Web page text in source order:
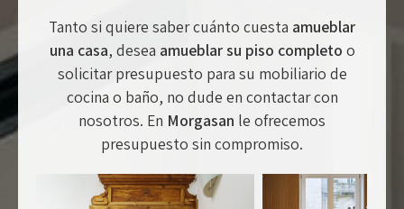
Tanto si quiere saber cuánto cuesta amueblar
una casa, desea amueblar su piso completo o
solicitar presupuesto para su mobiliario de
cocina o baño, no dude en contactar con
nosotros. En Morgasan le ofrecemos
presupuesto sin compromiso.